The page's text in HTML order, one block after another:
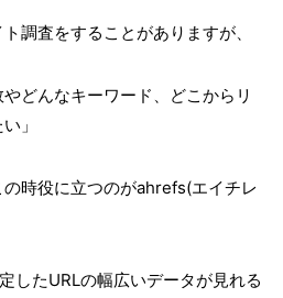
調査をすることがありますが、
やどんなキーワード、どこからリ
」
時役に立つのがahrefs(エイチレ
したURLの幅広いデータが見れる